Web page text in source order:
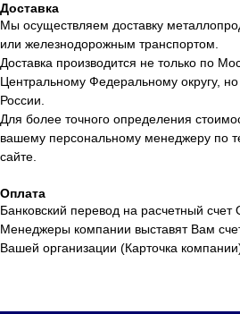
Доставка
Мы осуществляем доставку
или железнодорожным транспортом.
Доставка производится не только по
Центральному Федеральному округу,
России.
Для более точного определения
вашему персональному менеджеру по
сайте.
Оплата
Банковский перевод на расчетный
Менеджеры компании выставят Вам
Вашей организации (Карточка